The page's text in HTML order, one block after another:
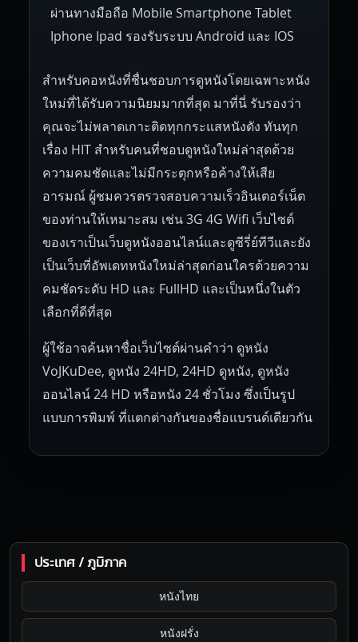
ผ่านทางมือถือ Mobile Smartphone Tablet
Iphone Ipad รองรับระบบ Android และ IOS
สำหรับคอหนังที่ชื่นชอบการดูหนังโดยเฉพาะหนัง
ใหม่ที่ได้รับความนิยมมากที่สุด มาที่นี่ รับรองว่า
คุณจะไม่พลาดเกาะติดทุกกระแสหนังดัง ทันทุก
เรื่อง HIT สำหรับคนที่ชอบดูหนังใหม่ล่าสุดด้วย
ความคมชัดและไม่มีกระตุกหรือค้างให้เสีย
อารมณ์ ผู้ชมควรตรวจสอบความเร็วอินเตอร์เน็ต
ของท่านให้เหมาะสม เช่น 3G 4G Wifi เว็บไซต์
ของเราเป็นเว็บดูหนังออนไลน์และดูซีรี่ย์ทีวีและยัง
เป็นเว็บที่อัพเดทหนังใหม่ล่าสุดก่อนใครด้วยความ
คมชัดระดับ HD และ FullHD และเป็นหนึ่งในตัว
เลือกที่ดีที่สุด
ผู้ใช้อาจค้นหาชื่อเว็บไซต์ผ่านคำว่า ดูหนัง
VoJKuDee, ดูหนัง 24HD, 24HD ดูหนัง, ดูหนัง
ออนไลน์ 24 HD หรือหนัง 24 ชั่วโมง ซึ่งเป็นรูป
แบบการพิมพ์ ที่แตกต่างกันของชื่อแบรนด์เดียวกัน
ประเทศ / ภูมิภาค
หนังไทย
หนังฝรั่ง